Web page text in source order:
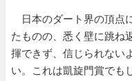
日本のダート界の頂点
たものの、悉く壁に跳ね
揮できず、信じられない
い。これは凱旋門賞でも